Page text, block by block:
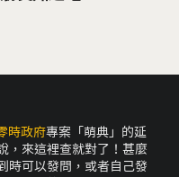
時政府專案「萌典」的延
，來這裡查就對了！甚麼
時可以發問，或者自己發